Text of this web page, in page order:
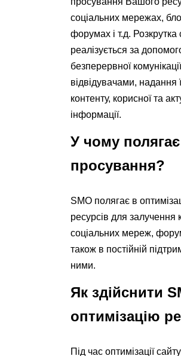
соціальних мережах,
форумах і т.д. Розкрутка
реалізується за
безперервної
відвідувачами, надання
контенту, корисної та
інформації.
У чому
просування?
SMO полягає в
ресурсів для залучення
соціальних мереж,
також в постійній
ними.
Як здійснити
оптимізацію
Під час оптимізації